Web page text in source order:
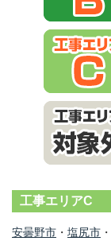
工事エリアC
安曇野市 ・ 塩尻市 ・